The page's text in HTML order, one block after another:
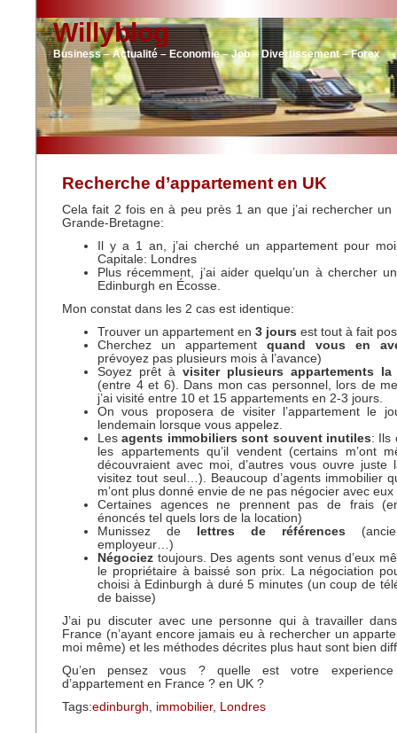
Willyblog
Business – Actualité – Economie – Job – Divertissement – Forex
Recherche d’appartement en UK
Cela fait 2 fois en à peu près 1 an que j’ai rechercher un
Grande-Bretagne:
Il y a 1 an, j’ai cherché un appartement pour
Capitale: Londres
Plus récemment, j’ai aider quelqu’un à chercher
Edinburgh en Écosse.
Mon constat dans les 2 cas est identique:
Trouver un appartement en 3 jours est tout à fait
Cherchez un appartement quand vous en
prévoyez pas plusieurs mois à l’avance)
Soyez prêt à visiter plusieurs appartements la
(entre 4 et 6). Dans mon cas personnel, lors de
j’ai visité entre 10 et 15 appartements en 2-3 jours.
On vous proposera de visiter l’appartement le
lendemain lorsque vous appelez.
Lesagents immobiliers sont souvent inutiles: Ils
les appartements qu’il vendent (certains m’ont
découvraient avec moi, d’autres vous ouvre juste
visitez tout seul…). Beaucoup d’agents immobilier
m’ont plus donné envie de ne pas négocier avec eux
Certaines agences ne prennent pas de frais
énoncés tel quels lors de la location)
Munissez de lettres de références
employeur…)
Négociez toujours. Des agents sont venus d’eux
le propriétaire à baissé son prix. La négociation
choisi à Edinburgh à duré 5 minutes (un coup de
de baisse)
J’ai pu discuter avec une personne qui à travailler
France (n’ayant encore jamais eu à rechercher un
moi même) et les méthodes décrites plus haut sont bien
Qu’en pensez vous ? quelle est votre
d’appartement en France ? en UK ?
Tags:edinburgh, immobilier, Londres